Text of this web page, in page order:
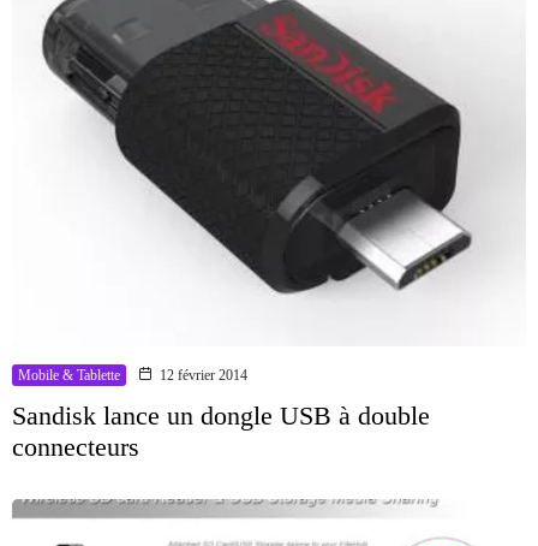
Mobile & Tablette 12 février 2014
Sandisk lance un dongle USB à double
connecteurs